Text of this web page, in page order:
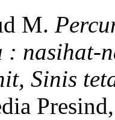
M.
: nasihat-
Sinis
Presind,